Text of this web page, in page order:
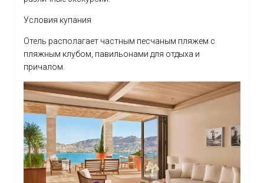
Условия купания
Отель располагает частным песчаным пляжем с
пляжным клубом, павильонами для отдыха и
причалом.